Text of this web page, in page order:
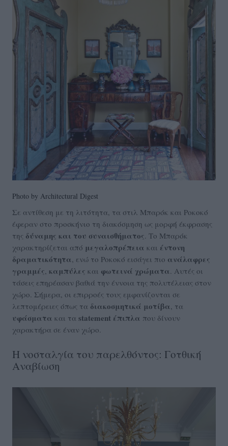
Photo by Architectural Digest
Σε αντίθεση με τη λιτότητα, τα στιλ Μπαρόκ και Ροκοκό
έφεραν στο προσκήνιο τη διακόσμηση ως μορφή έκφρασης
της δύναμης και του συναισθήματος . Το Μπαρόκ
χαρακτηρίζεται από μεγαλοπρέπεια και έντονη
δραματικότητα , ενώ το Ροκοκό εισάγει πιο ανάλαφρες
γραμμές καμπύλες και φωτεινά χρώματα . Αυτές οι
τάσεις επηρέασαν βαθιά την έννοια της πολυτέλειας στον
χώρο. Σήμερα, οι επιρροές τους εμφανίζονται σε
λεπτομέρειες όπως τα διακοσμητικά μοτίβα , τα
υφάσματα και τα statement έπιπλα που δίνουν
χαρακτήρα σε έναν χώρο.
Η νοσταλγία του παρελθόντος: Γοτθική
Αναβίωση